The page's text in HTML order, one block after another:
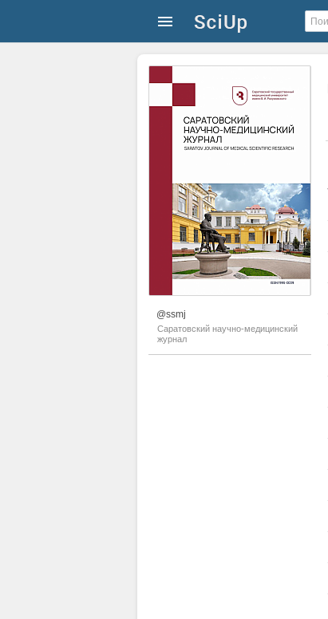
@ssmj
Саратовский научно-медицинский
журнал